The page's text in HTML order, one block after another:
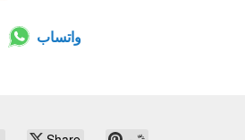
واتساب